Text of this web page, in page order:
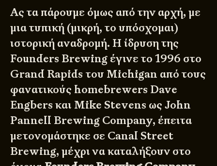
Ας τα πάρουμε όμως από την αρχή, με
μια τυπική (μικρή, το υπόσχομαι)
ιστορική αναδρομή. Η ίδρυση της
Founders Brewing έγινε το 1996 στο
Grand Rapids του Michigan από τους
φανατικούς homebrewers Dave
Engbers και Mike Stevens ως John
Pannell Brewing Company, έπειτα
μετονομάστηκε σε Canal Street
Brewing, μέχρι να καταλήξουν στο